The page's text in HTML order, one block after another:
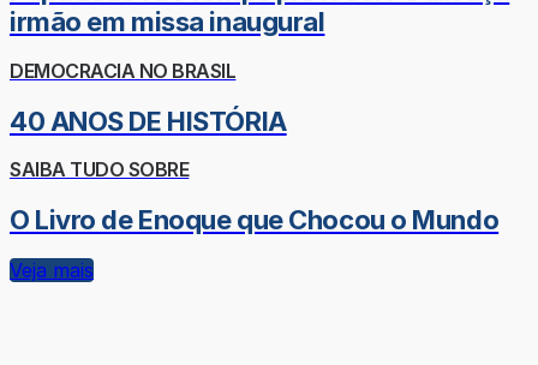
irmão em missa inaugural
DEMOCRACIA NO BRASIL
40 ANOS DE HISTÓRIA
SAIBA TUDO SOBRE
O Livro de Enoque que Chocou o Mundo
Veja mais